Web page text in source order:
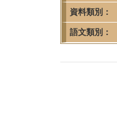
資料類別：
語文類別：